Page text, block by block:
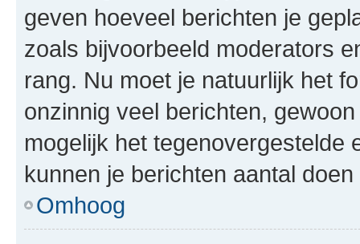
geven hoeveel berichten je
zoals bijvoorbeeld moderators
rang. Nu moet je natuurlijk het
onzinnig veel berichten,
mogelijk het tegenovergestelde
kunnen je berichten aantal doen
Omhoog